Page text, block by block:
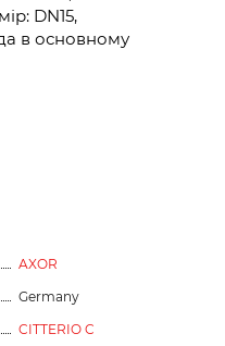
DN15,
в основному
AXOR
Germany
CITTERIO C